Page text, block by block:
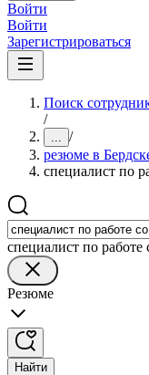
Войти
Войти
Зарегистрироваться
Поиск
/
... /
резюме в
специалист по
специалист по
Резюме
Найти